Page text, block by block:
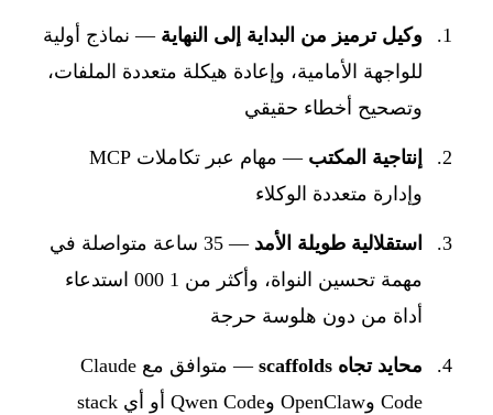
وكيل ترميز من البداية إلى النهاية — نماذج أولية
للواجهة الأمامية، وإعادة هيكلة متعددة الملفات،
وتصحيح أخطاء حقيقي
إنتاجية المكتب
— مهام عبر تكاملات MCP
وإدارة متعددة الوكلاء
استقلالية طويلة الأمد
— 35 ساعة متواصلة في
مهمة تحسين النواة، وأكثر من 1 000 استدعاء
أداة من دون هلوسة حرجة
محايد تجاه scaffolds
— متوافق مع Claude
Code وOpenClaw وQwen Code أو أي stack